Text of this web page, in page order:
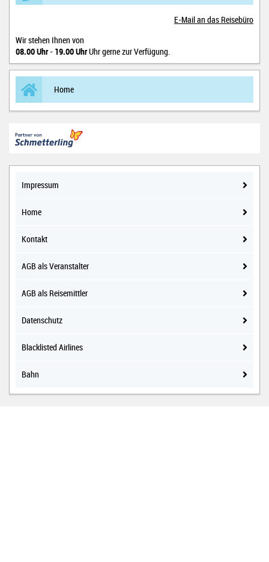
E-Mail an das Reisebüro
Wir stehen Ihnen von
08.00 Uhr- 19.00 UhrUhr gerne zur Verfügung.
Home
Impressum
Home
Kontakt
AGB als Veranstalter
AGB als Reisemittler
Datenschutz
Blacklisted Airlines
Bahn